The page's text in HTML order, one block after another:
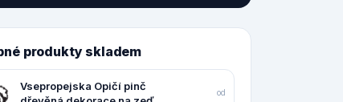
produkty skladem
Vsepropejska Opičí pinč
od